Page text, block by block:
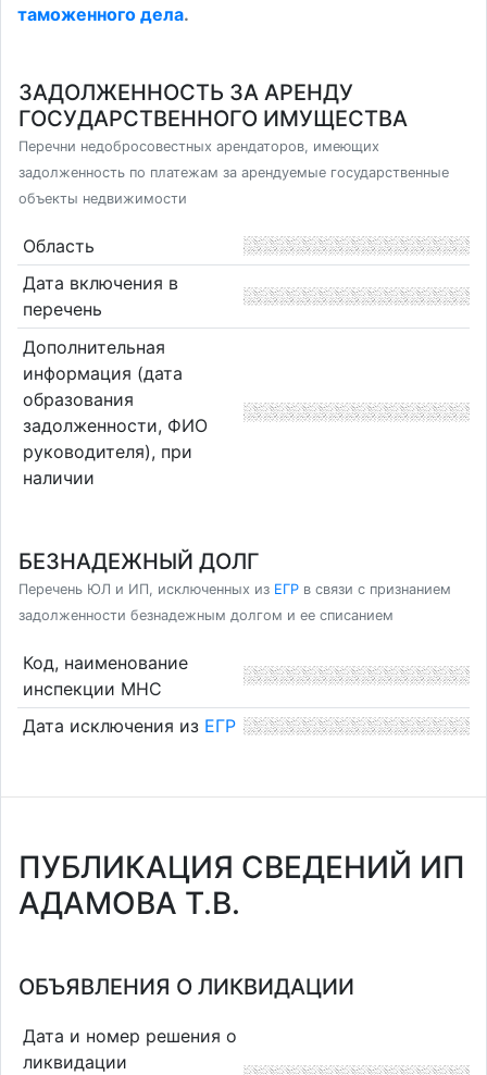
таможенного дела.
ЗАДОЛЖЕННОСТЬ ЗА АРЕНДУ
ГОСУДАРСТВЕННОГО ИМУЩЕСТВА
Перечни недобросовестных арендаторов, имеющих
задолженность по платежам за арендуемые государственные
объекты недвижимости
Область
Дата включения в
перечень
Дополнительная
информация (дата
образования
задолженности, ФИО
руководителя), при
наличии
БЕЗНАДЕЖНЫЙ ДОЛГ
Перечень ЮЛ и ИП, исключенных из ЕГР в связи с признанием
задолженности безнадежным долгом и ее списанием
Код, наименование
инспекции МНС
Дата исключения из ЕГР
ПУБЛИКАЦИЯ СВЕДЕНИЙ ИП
АДАМОВА Т.В.
ОБЪЯВЛЕНИЯ О ЛИКВИДАЦИИ
Дата и номер решения о
ликвидации